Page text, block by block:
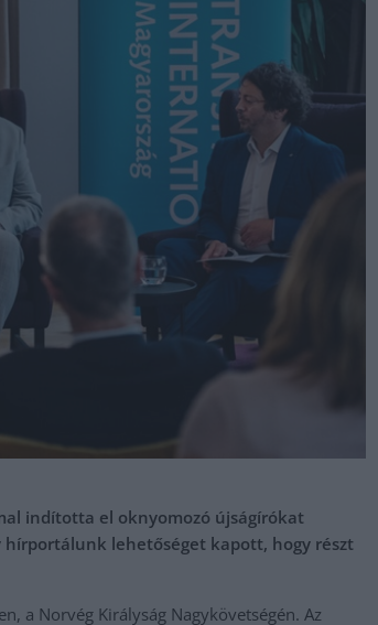
indította el oknyomozó újságírókat
lehetőséget kapott, hogy részt
a Norvég Királyság Nagykövetségén. Az